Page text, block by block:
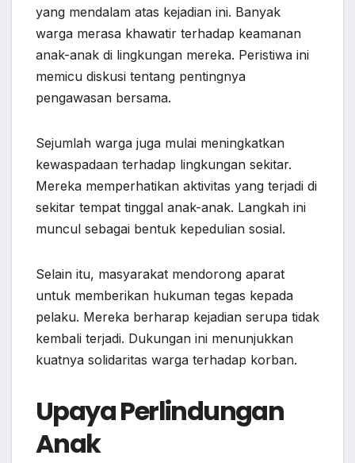
yang mendalam atas kejadian ini. Banyak
warga merasa khawatir terhadap keamanan
anak-anak di lingkungan mereka. Peristiwa ini
memicu diskusi tentang pentingnya
pengawasan bersama.
Sejumlah warga juga mulai meningkatkan
kewaspadaan terhadap lingkungan sekitar.
Mereka memperhatikan aktivitas yang terjadi di
sekitar tempat tinggal anak-anak. Langkah ini
muncul sebagai bentuk kepedulian sosial.
Selain itu, masyarakat mendorong aparat
untuk memberikan hukuman tegas kepada
pelaku. Mereka berharap kejadian serupa tidak
kembali terjadi. Dukungan ini menunjukkan
kuatnya solidaritas warga terhadap korban.
Upaya Perlindungan
Anak